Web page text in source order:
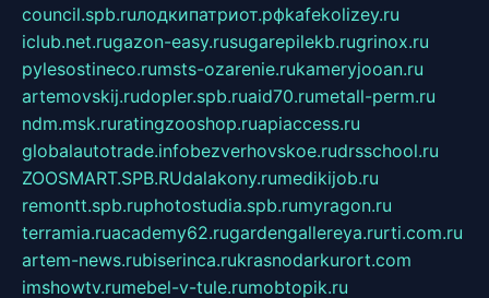
council.spb.ruлодкипатриот.рфkafekolizey.ru
iclub.net.rugazon-easy.rusugarepilekb.rugrinox.ru
pylesostineco.rumsts-ozarenie.rukameryjooan.ru
artemovskij.rudopler.spb.ruaid70.rumetall-perm.ru
ndm.msk.ruratingzooshop.ruapiaccess.ru
globalautotrade.infobezverhovskoe.rudrsschool.ru
ZOOSMART.SPB.RUdalakony.rumedikijob.ru
remontt.spb.ruphotostudia.spb.rumyragon.ru
terramia.ruacademy62.rugardengallereya.rurti.com.ru
artem-news.rubiserinca.rukrasnodarkurort.com
imshowtv.rumebel-v-tule.rumobtopik.ru